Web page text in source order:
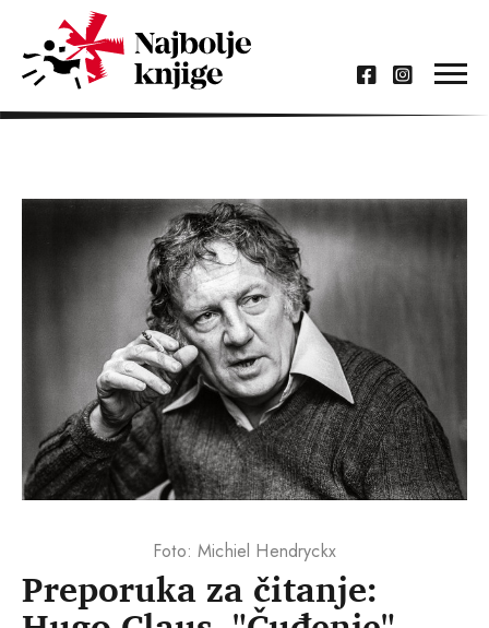
Preporuka za čitanje:
Foto: Michiel Hendryckx